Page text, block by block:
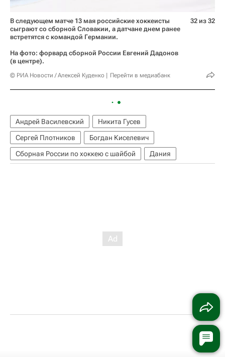
В следующем матче 13 мая российские хоккеисты
сыграют со сборной Словакии, а датчане днем ранее
встретятся с командой Германии.
На фото: форвард сборной России Евгений Дадонов
(в центре).
© РИА Новости / Алексей Куденко Перейти в медиабанк
32 из 32
Андрей Василевский
Никита Гусев
Сергей Плотников
Богдан Киселевич
Сборная России по хоккею с шайбой
Дания